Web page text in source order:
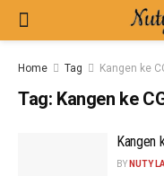
Home Tag Kangen ke
Tag: Kangen ke
Kangen
BY NUTY